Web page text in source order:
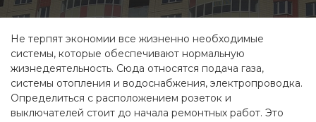
Не терпят экономии все жизненно необходимые
системы, которые обеспечивают нормальную
жизнедеятельность. Сюда относятся подача газа,
системы отопления и водоснабжения, электропроводка.
Определиться с расположением розеток и
выключателей стоит до начала ремонтных работ. Это